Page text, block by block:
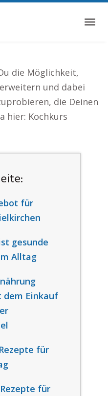
die Möglichkeit,
und dabei
die Deinen
hier: Kochkurs
für
gesunde
Alltag
Einkauf
für
für